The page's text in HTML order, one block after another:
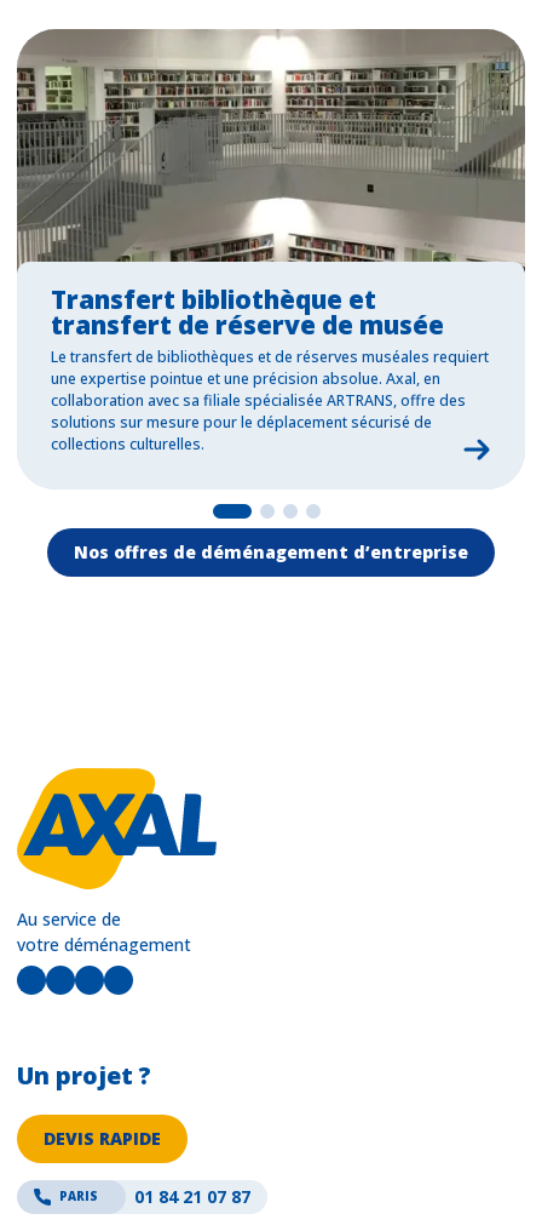
Transfert bibliothèque et
transfert de réserve de musée
Le transfert de bibliothèques et de réserves muséales requiert
une expertise pointue et une précision absolue. Axal, en
collaboration avec sa filiale spécialisée ARTRANS, offre des
solutions sur mesure pour le déplacement sécurisé de
collections culturelles.
Nos offres de déménagement d’entreprise
Au service de
votre déménagement
LinkedIn
Facebook
Instagram
YouTube
Un projet ?
DEVIS RAPIDE
PARIS 01 84 21 07 87